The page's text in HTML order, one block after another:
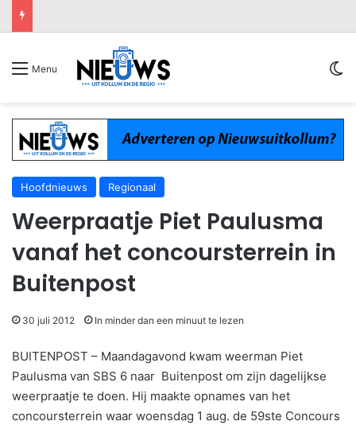
Menu
Hoofdnieuws Regionaal
Weerpraatje Piet Paulusma
vanaf het concoursterrein in
Buitenpost
30 juli 2012 In minder dan een minuut te lezen
BUITENPOST – Maandagavond kwam weerman Piet
Paulusma van SBS 6 naar Buitenpost om zijn dagelijkse
weerpraatje te doen. Hij maakte opnames van het
concoursterrein waar woensdag 1 aug. de 59ste Concours